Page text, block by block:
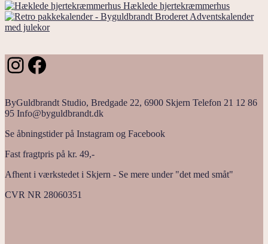
Hæklede hjertekræmmerhus
Broderet Adventskalender
med julekor
Instagram
Facebook
ByGuldbrandt Studio, Bredgade 22, 6900 Skjern Telefon 21 12 86
95 Info@byguldbrandt.dk
Se åbningstider på Instagram og Facebook
Fast fragtpris på kr. 49,-
Afhent i værkstedet i Skjern - Se mere under "det med småt"
CVR NR 28060351